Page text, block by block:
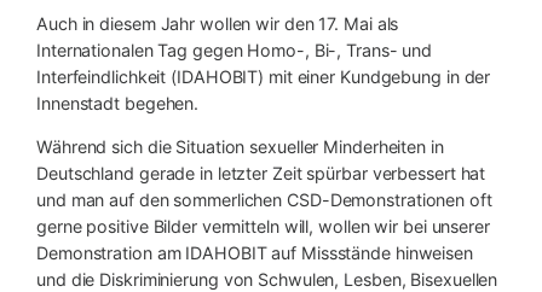
Auch in diesem Jahr wollen wir den 17. Mai als
Internationalen Tag gegen Homo-, Bi-, Trans- und
Interfeindlichkeit (IDAHOBIT) mit einer Kundgebung in der
Innenstadt begehen.
Während sich die Situation sexueller Minderheiten in
Deutschland gerade in letzter Zeit spürbar verbessert hat
und man auf den sommerlichen CSD-Demonstrationen oft
gerne positive Bilder vermitteln will, wollen wir bei unserer
Demonstration am IDAHOBIT auf Missstände hinweisen
und die Diskriminierung von Schwulen, Lesben, Bisexuellen